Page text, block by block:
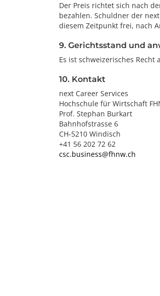
Der Preis richtet sich nach
bezahlen. Schuldner der
diesem Zeitpunkt frei, nach
9. Gerichtsstand und
Es ist schweizerisches
10. Kontakt
next Career Services
Hochschule für Wirtschaft
Prof. Stephan Burkart
Bahnhofstrasse 6
CH-5210 Windisch
+41 56 202 72 62
csc.business@fhnw.ch